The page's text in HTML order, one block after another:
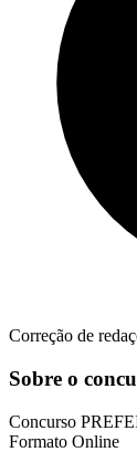
Correção de
Sobre o
Concurso
Formato Online